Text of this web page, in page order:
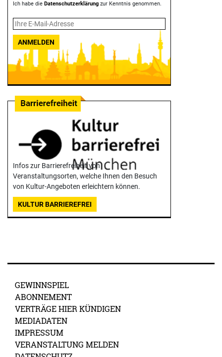
Ich habe die Datenschutzerklärung zur Kenntnis genommen.
ANMELDEN
Infos zur Barrierefreiheit von
Veranstaltungsorten, welche Ihnen den Besuch
von Kultur-Angeboten erleichtern können.
KULTUR BARRIEREFREI
GEWINNSPIEL
ABONNEMENT
VERTRÄGE HIER KÜNDIGEN
MEDIADATEN
IMPRESSUM
VERANSTALTUNG MELDEN